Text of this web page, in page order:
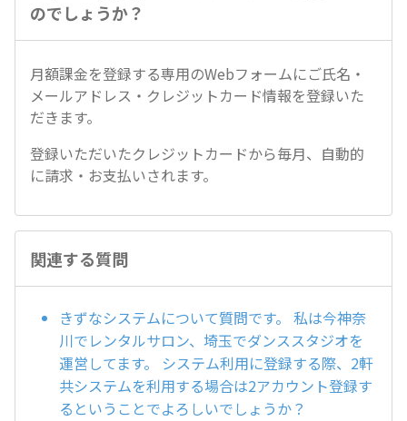
のでしょうか？
月額課金を登録する専用のWebフォームにご氏名・
メールアドレス・クレジットカード情報を登録いた
だきます。
登録いただいたクレジットカードから毎月、自動的
に請求・お支払いされます。
関連する質問
きずなシステムについて質問です。 私は今神奈
川でレンタルサロン、埼玉でダンススタジオを
運営してます。 システム利用に登録する際、2軒
共システムを利用する場合は2アカウント登録す
るということでよろしいでしょうか？